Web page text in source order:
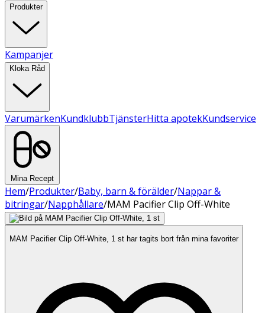
Produkter
Kampanjer
Kloka Råd
VarumärkenKundklubbTjänsterHitta apotekKundservice
Mina Recept
Hem/Produkter/Baby, barn & förälder/Nappar &
bitringar/Napphållare/MAM Pacifier Clip Off-White
MAM Pacifier Clip Off-White, 1 st har tagits bort från mina favoriter